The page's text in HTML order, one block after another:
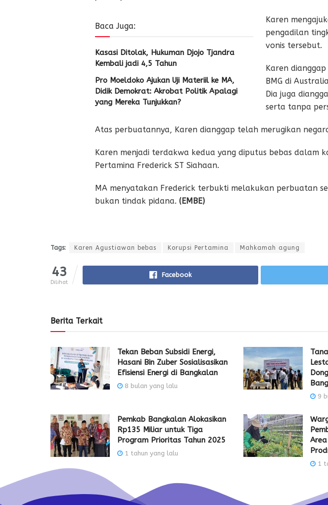
Baca Juga:
Kasasi Ditolak, Hukuman Djojo Tjandra
Kembali jadi 4,5 Tahun
Pro Moeldoko Ajukan Uji Materiil ke MA,
Didik Demokrat: Akrobat Politik Apalagi
yang Mereka Tunjukkan?
Karen
pengadilan
vonis tersebut.
Karen
BMG di
Dia juga
serta tanpa
Atas perbuatannya, Karen dianggap telah merugikan
Karen menjadi terdakwa kedua yang diputus bebas dalam
Pertamina Frederick ST Siahaan.
MA menyatakan Frederick terbukti melakukan perbuatan
bukan tindak pidana. (EMBE)
Tags: Karen Agustiawan bebas Korupsi Pertamina Mahkamah agung
43
Dilihat
Facebook
Berita Terkait
Tekan Beban Subsidi Energi,
Hasani Bin Zuber Sosialisasikan
Efisiensi Energi di Bangkalan
8 bulan yang lalu
9
Pemkab Bangkalan Alokasikan
Rp135 Miliar untuk Tiga
Program Prioritas Tahun 2025
1 tahun yang lalu
1